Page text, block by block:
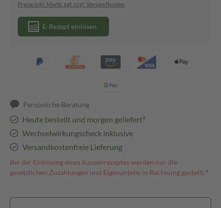
Preise inkl. MwSt. ggf. zzgl. Versandkosten
E-Rezept einlösen
Persönliche Beratung
Heute bestellt und morgen geliefert³
Wechselwirkungscheck inklusive
Versandkostenfreie Lieferung
Bei der Einlösung eines Kassenrezeptes werden nur die
gesetzlichen Zuzahlungen und Eigenanteile in Rechnung gestellt.⁴